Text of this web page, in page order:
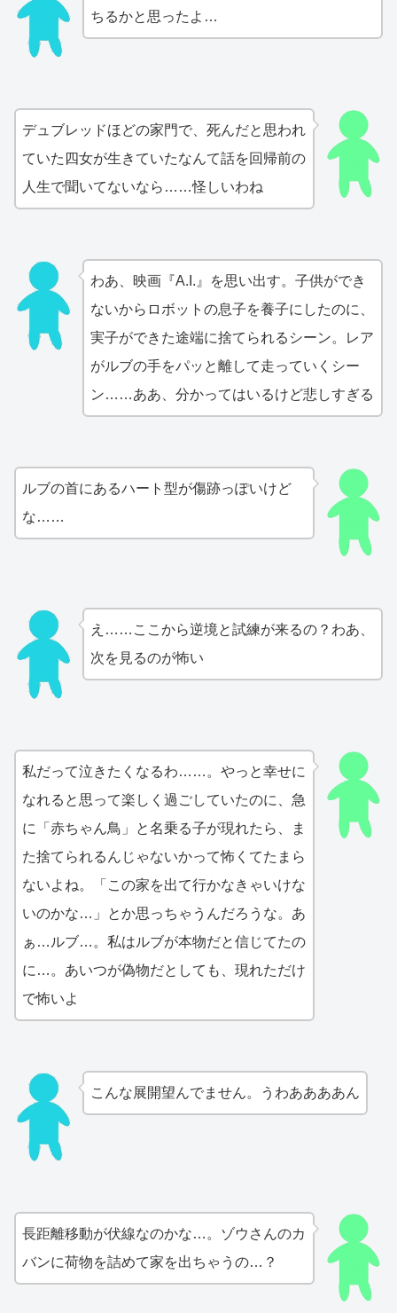
ちるかと思ったよ…
デュブレッドほどの家門で、死んだと思われ
ていた四女が生きていたなんて話を回帰前の
人生で聞いてないなら……怪しいわね
わあ、映画『A.I.』を思い出す。子供ができ
ないからロボットの息子を養子にしたのに、
実子ができた途端に捨てられるシーン。レア
がルブの手をパッと離して走っていくシー
ン……ああ、分かってはいるけど悲しすぎる
ルブの首にあるハート型が傷跡っぽいけど
な……
え……ここから逆境と試練が来るの？わあ、
次を見るのが怖い
私だって泣きたくなるわ……。やっと幸せに
なれると思って楽しく過ごしていたのに、急
に「赤ちゃん鳥」と名乗る子が現れたら、ま
た捨てられるんじゃないかって怖くてたまら
ないよね。「この家を出て行かなきゃいけな
いのかな…」とか思っちゃうんだろうな。あ
ぁ…ルブ…。私はルブが本物だと信じてたの
に…。あいつが偽物だとしても、現れただけ
で怖いよ
こんな展開望んでません。うわああああん
長距離移動が伏線なのかな…。ゾウさんのカ
バンに荷物を詰めて家を出ちゃうの…？